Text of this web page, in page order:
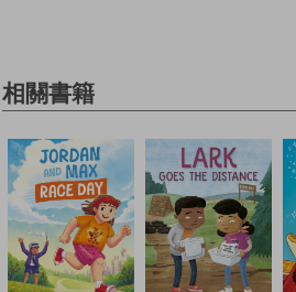
相關書籍